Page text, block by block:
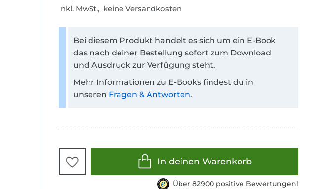
inkl. MwSt., keine Versandkosten
Bei diesem Produkt handelt es sich um ein E-Book
das nach deiner Bestellung sofort zum Download
und Ausdruck zur Verfügung steht.
Mehr Informationen zu E-Books findest du in
unseren Fragen & Antworten.
In deinen Warenkorb
Über 82900 positive Bewertungen!